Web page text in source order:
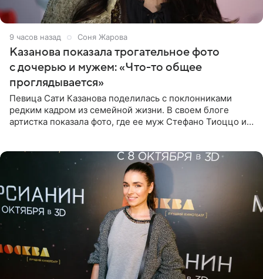
9 часов назад Соня Жарова
Казанова показала трогательное фото
с дочерью и мужем: «Что-то общее
проглядывается»
Певица Сати Казанова поделилась с поклонниками
редким кадром из семейной жизни. В своем блоге
артистка показала фото, где ее муж Стефано Тиоццо и